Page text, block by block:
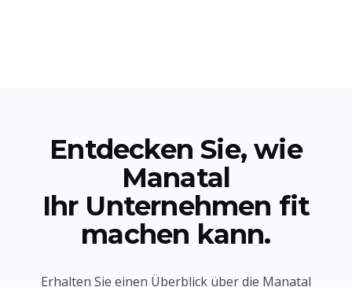
Entdecken Sie, wie
Manatal
Ihr Unternehmen fit
machen kann.
Erhalten Sie einen Überblick über die Manatal